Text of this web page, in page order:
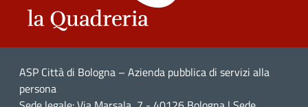
ASP Città di Bologna – Azienda pubblica di servizi alla
persona